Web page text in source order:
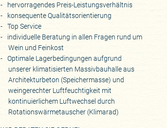
hervorragendes Preis-Leistungsverhältnis
konsequente Qualitätsorientierung
Top Service
individuelle Beratung in allen Fragen rund um
Wein und Feinkost
Optimale Lagerbedingungen aufgrund
unserer klimatisierten Massivbauhalle aus
Architekturbeton (Speichermasse) und
weingerechter Luftfeuchtigkeit mit
kontinuierlichem Luftwechsel durch
Rotationswärmetauscher (Klimarad)